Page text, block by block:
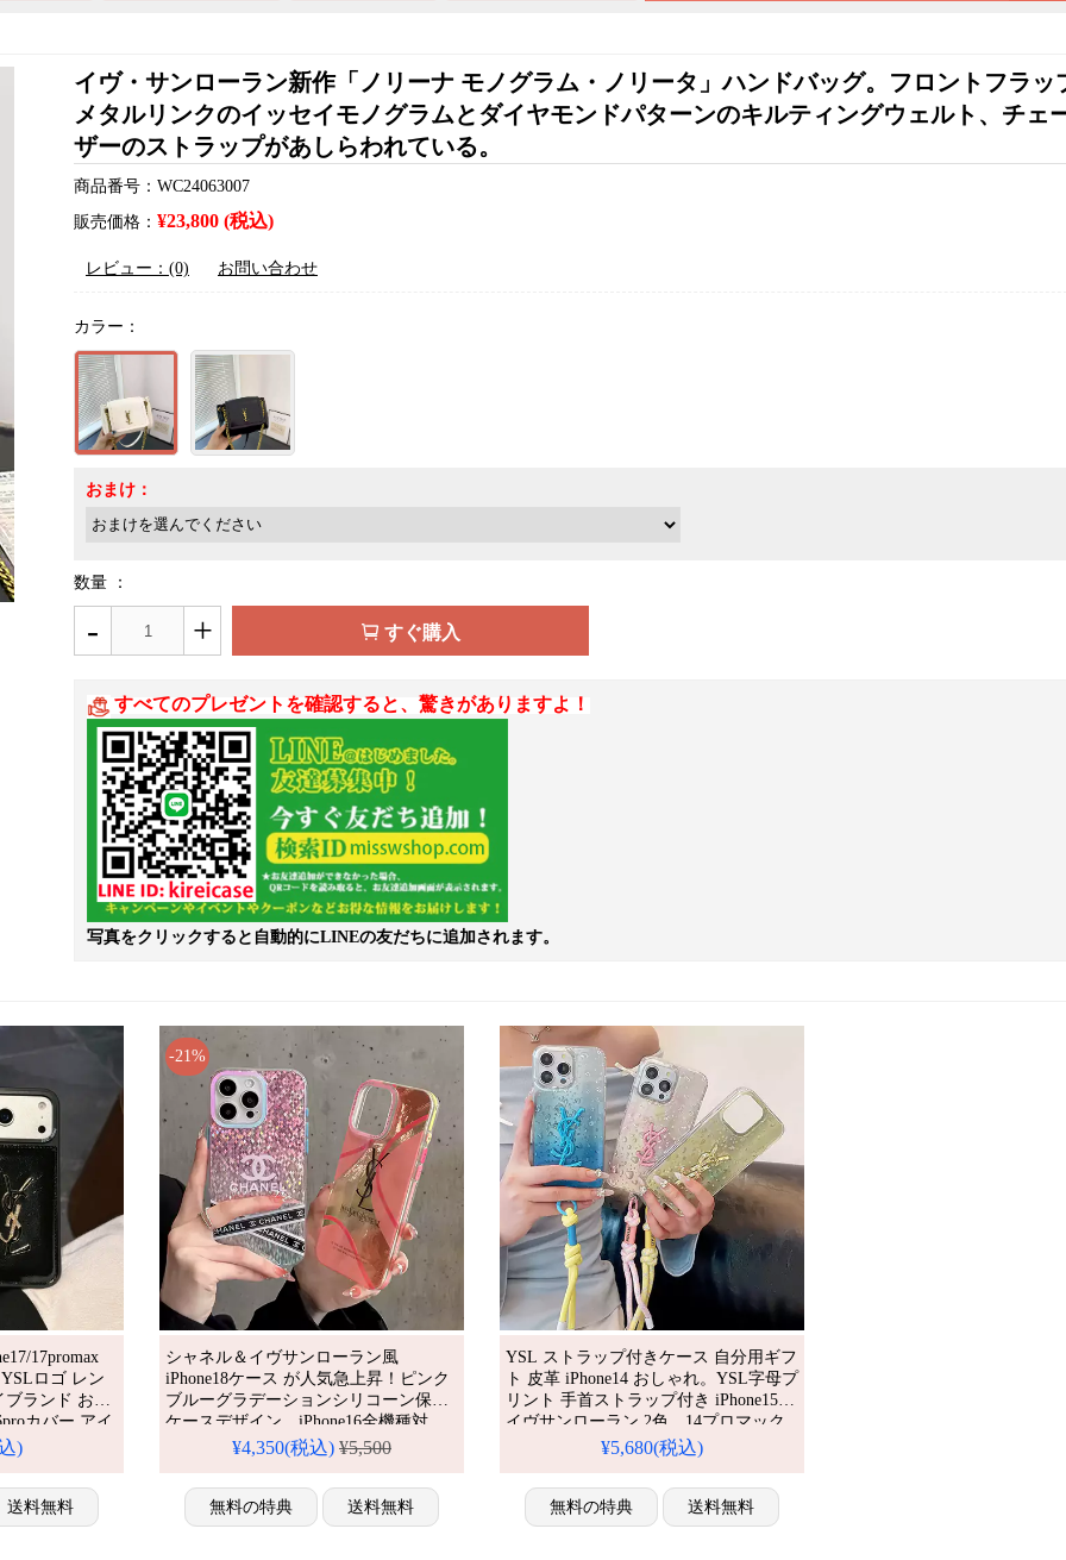
イヴ・サンローラン新作「ノリーナ モノグラム・ノリータ」ハンドバッグ。フロントフラッ
メタルリンクのイッセイモノグラムとダイヤモンドパターンのキルティングウェルト、チェ
ザーのストラップがあしらわれている。
商品番号：WC24063007
販売価格： ¥23,800 (税込)
レビュー：(0) お問い合わせ
カラー：
おまけ：
数量 ：
- + すぐ購入
すべてのプレゼントを確認すると、驚きがありますよ！
写真をクリックすると自動的にLINEの友だちに追加されます。
17promax
ロゴ レン
ランド おし
カバー アイ
ケース ブラン
ース
)
送料無料
-21%
シャネル＆イヴサンローラン風
iPhone18ケース が人気急上昇！ピンク
ブルーグラデーションシリコーン保護
ケースデザイン、iPhone16全機種対
応。芸能人も注目するかわいいピンク
撃＆防水機能で実用性抜群。格安価格
でiPhone17pro/16promaxケースとしても
おすすめの多機能アイテム！流行りの
¥4,350(税込) ¥5,500
無料の特典 送料無料
YSL ストラップ付きケース 自分用ギフ
ト 皮革 iPhone14 おしゃれ。YSL字母プ
リント 手首ストラップ付き iPhone15
イヴサンローラン 2色。14プロマック
スケース。流行り・耐衝撃・防水。か
ス / 17プロプラスケース。
¥5,680(税込)
無料の特典 送料無料